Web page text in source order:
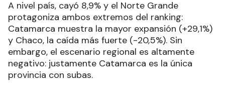
A nivel país, cayó 8,9% y el Norte Grande
protagoniza ambos extremos del ranking:
Catamarca muestra la mayor expansión (+29,1%)
y Chaco, la caída más fuerte (-20,5%). Sin
embargo, el escenario regional es altamente
negativo: justamente Catamarca es la única
provincia con subas.